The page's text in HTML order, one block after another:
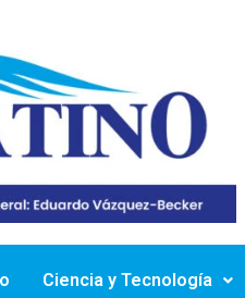
Ciencia y Tecnología